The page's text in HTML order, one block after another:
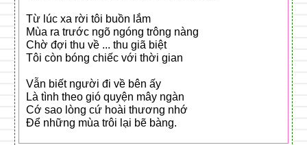
Từ lúc xa rời tôi buồn lắm
Mùa ra trước ngõ ngóng trông nàng
Chờ đợi thu về ... thu giã biệt
Tôi còn bóng chiếc với thời gian
Vẫn biết người đi về bên ấy
Là tình theo gió quyện mây ngàn
Cớ sao lòng cứ hoài thương nhớ
Để những mùa trôi lại bẽ bàng.